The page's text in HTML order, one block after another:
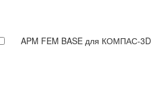
APM FEM BASE для КОМПАС-3D